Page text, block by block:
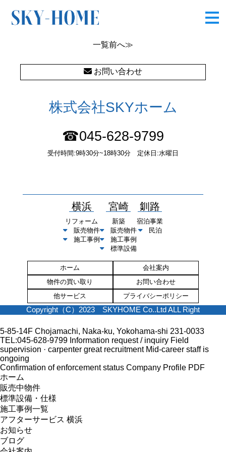
長尾台町190430
一覧前へ≫
お問い合わせ
株式会社SKYホーム
☎045-628-9799
受付時間:9時30分~18時30分 定休日:水曜日
横浜
リフォーム
販売物件
施工事例
宮崎
新築
販売物件
施工事例
標準設備
釧路
宿泊事業
民泊
ホーム
会社案内
物件の買い取り
お問い合わせ
他サービス
プライバシーポリシー
Copyright（C）2023 SKYHOME Co..Ltd ALL Right
5-85-14F Chojamachi, Naka-ku, Yokohama-shi 231-0033
TEL:045-628-9799 Information request / inquiry Field
supervision · carpenter great recruitment Mid-career staff is
ongoing
Confirmation of enforcement status Company Profile PDF
ホーム
販売中物件
標準設備・仕様
施工事例一覧
アフターサービス 横浜
お知らせ
ブログ